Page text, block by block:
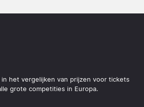
het vergelijken van prijzen voor tickets
grote competities in Europa.